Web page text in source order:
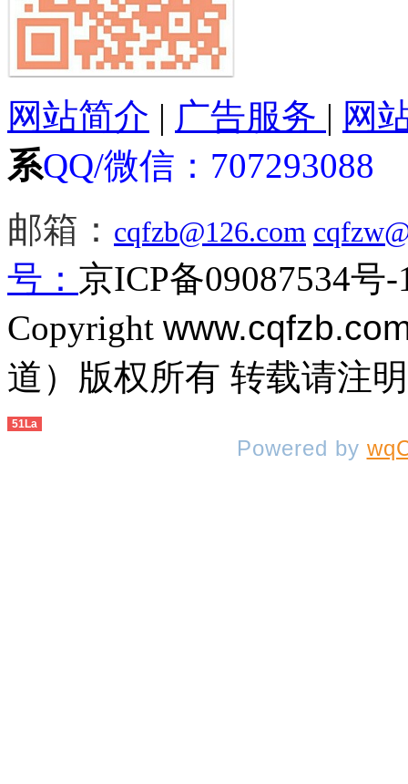
网站简介 | 广告服务 | 网
系QQ/微信： 707293088
邮箱： cqfzb@126.com
号： 京ICP备09087534号-
Copyright
道）版权所有 转载请注
51La
Powered by